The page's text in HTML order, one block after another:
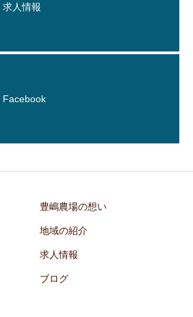
求人情報
Facebook
豊嶋農場の想い
地域の紹介
求人情報
ブログ